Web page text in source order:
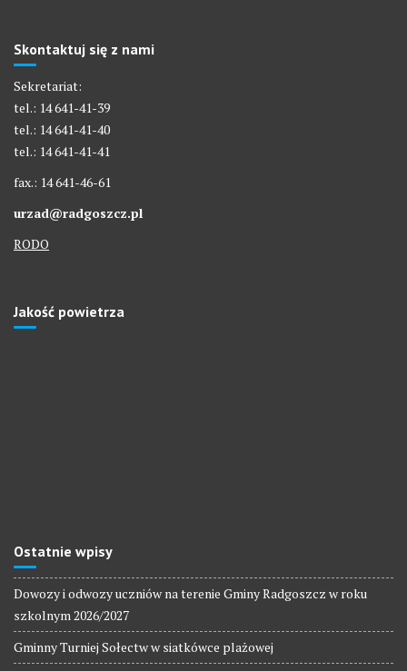
Skontaktuj się z nami
Sekretariat:
tel.: 14 641-41-39
tel.: 14 641-41-40
tel.: 14 641-41-41
fax.: 14 641-46-61
urzad@radgoszcz.pl
RODO
Jakość powietrza
Ostatnie wpisy
Dowozy i odwozy uczniów na terenie Gminy Radgoszcz w roku
szkolnym 2026/2027
Gminny Turniej Sołectw w siatkówce plażowej